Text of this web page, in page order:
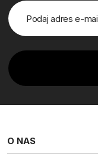
O NAS